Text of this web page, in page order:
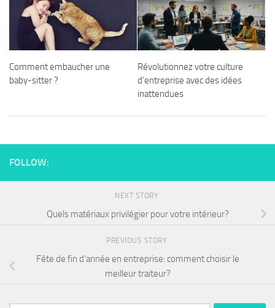
Comment embaucher une
baby-sitter ?
Révolutionnez votre culture
d’entreprise avec des idées
inattendues
FOLLOW:
NEXT STORY
Quels matériaux privilégier pour votre intérieur?
PREVIOUS STORY
Fête de fin d’année en entreprise: comment choisir le
meilleur traiteur?